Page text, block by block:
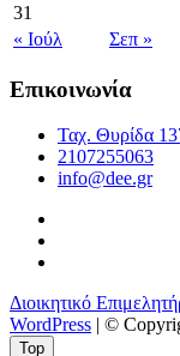
31
« Ιούλ
Σεπ »
Επικοινωνία
Ταχ. Θυρίδα
2107255063
info@dee.gr
Διοικητικό
WordPress | ©
Top